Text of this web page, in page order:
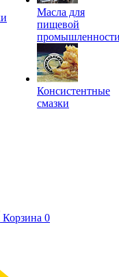
Масла для
пищевой
Консистентные
смазки
Корзина 0